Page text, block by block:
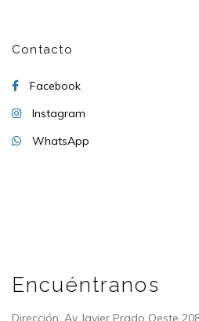
Contacto
Facebook
Instagram
WhatsApp
Encuéntranos
Dirección: Av Javier Prado Oeste